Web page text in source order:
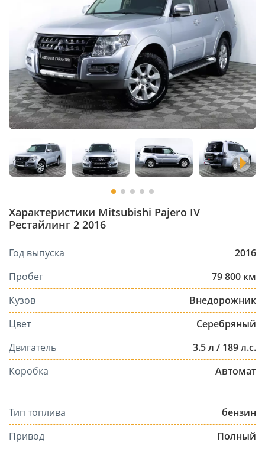
Характеристики Mitsubishi Pajero IV
Рестайлинг 2 2016
Год выпуска
2016
Пробег
79 800 км
Кузов
Внедорожник
Цвет
Серебряный
Двигатель
3.5 л / 189 л.с.
Коробка
Автомат
Тип топлива
бензин
Привод
Полный